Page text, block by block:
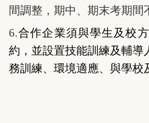
間調整，期中、期末考期間
6.合作企業須與學生及校
約，並設置技能訓練及輔導
務訓練、環境適應、與學校